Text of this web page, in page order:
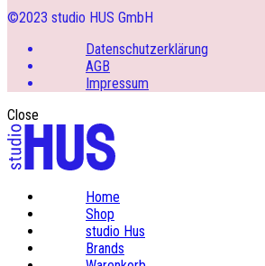
©2023 studio HUS GmbH
Datenschutzerklärung
AGB
Impressum
Close
Home
Shop
studio Hus
Brands